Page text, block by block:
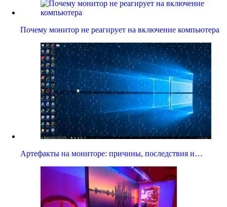
Почему монитор не реагирует на включение компьютера
Артефакты на мониторе: причины, последствия и…